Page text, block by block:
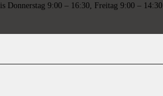
Donnerstag 9:00 – 16:30, Freitag 9:00 – 14:30